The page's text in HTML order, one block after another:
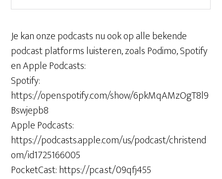
Je kan onze podcasts nu ook op alle bekende
podcast platforms luisteren, zoals Podimo, Spotify
en Apple Podcasts:
Spotify:
https://open.spotify.com/show/6pkMqAMzOgT8l9
Bswjepb8
Apple Podcasts:
https://podcasts.apple.com/us/podcast/christend
om/id1725166005
PocketCast: https://pca.st/09qfj455